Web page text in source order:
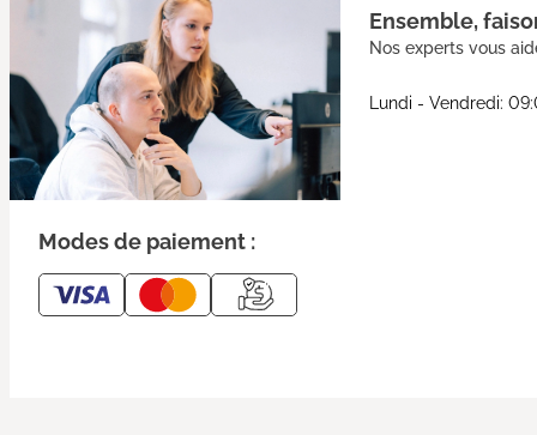
Ensemble,
Nos experts vous
Lundi - Vendredi:
Modes de paiement :